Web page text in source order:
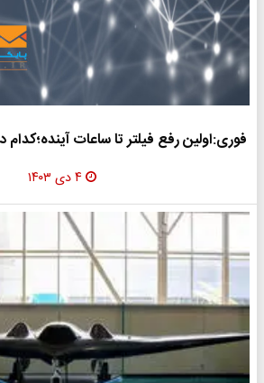
فوری:اولین رفع فیلتر تا ساعات
۴ دی ۱۴۰۳